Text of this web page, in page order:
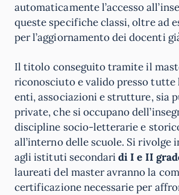
automaticamente l’accesso
queste specifiche classi, oltre ad
per l’aggiornamento dei docenti
Il titolo conseguito tramite il
riconosciuto e valido presso
enti, associazioni e strutture, sia
private, che si occupano
discipline socio-letterarie e
all’interno delle scuole. Si rivolge
agli istituti secondaridi I e II
laureati del master avranno la
certificazione necessarie per